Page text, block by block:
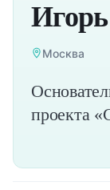
Москва
проекта